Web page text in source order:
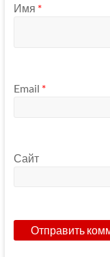
Имя *
Email *
Сайт